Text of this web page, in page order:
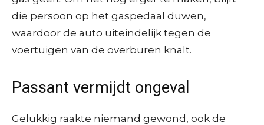
die persoon op het gaspedaal duwen,
waardoor de auto uiteindelijk tegen de
voertuigen van de overburen knalt.
Passant vermijdt ongeval
Gelukkig raakte niemand gewond, ook de